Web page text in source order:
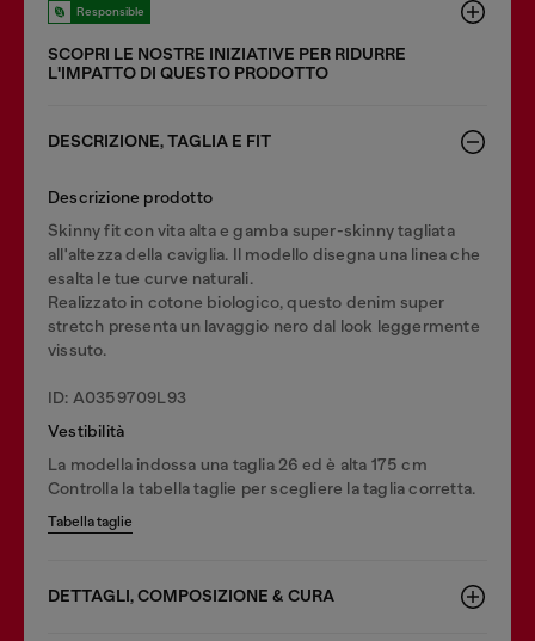
Responsible
SCOPRI LE NOSTRE INIZIATIVE PER RIDURRE
LʹIMPATTO DI QUESTO PRODOTTO
DESCRIZIONE, TAGLIA E FIT
Descrizione prodotto
Skinny fit con vita alta e gamba super-skinny tagliata
all'altezza della caviglia. Il modello disegna una linea che
esalta le tue curve naturali.
Realizzato in cotone biologico, questo denim super
stretch presenta un lavaggio nero dal look leggermente
vissuto.
ID: A0359709L93
Vestibilità
La modella indossa una taglia 26 ed è alta 175 cm
Controlla la tabella taglie per scegliere la taglia corretta.
Tabella taglie
DETTAGLI, COMPOSIZIONE & CURA